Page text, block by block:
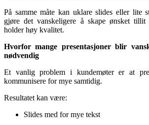
På samme måte kan uklare slides eller lite
gjøre det vanskeligere å skape ønsket
holder høy kvalitet.
Hvorfor mange presentasjoner blir
nødvendig
Et vanlig problem i kundemøter er at
kommunisere for mye samtidig.
Resultatet kan være:
Slides med for mye tekst